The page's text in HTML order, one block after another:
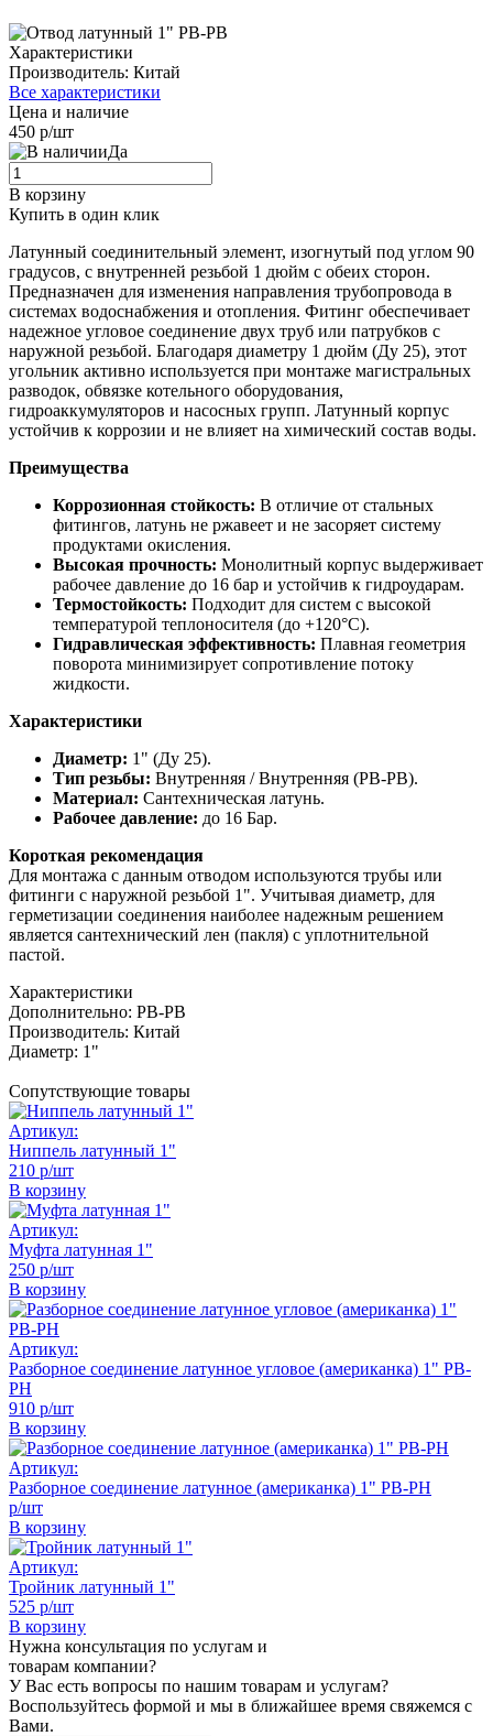
Характеристики
Производитель: Китай
Все характеристики
Цена и наличие
450 р/шт
Да
В корзину
Купить в один клик
Латунный соединительный элемент, изогнутый под углом 90
градусов, с внутренней резьбой 1 дюйм с обеих сторон.
Предназначен для изменения направления трубопровода в
системах водоснабжения и отопления. Фитинг обеспечивает
надежное угловое соединение двух труб или патрубков с
наружной резьбой. Благодаря диаметру 1 дюйм (Ду 25), этот
угольник активно используется при монтаже магистральных
разводок, обвязке котельного оборудования,
гидроаккумуляторов и насосных групп. Латунный корпус
устойчив к коррозии и не влияет на химический состав воды.
Преимущества
Коррозионная стойкость: В отличие от стальных
фитингов, латунь не ржавеет и не засоряет систему
продуктами окисления.
Высокая прочность: Монолитный корпус выдерживает
рабочее давление до 16 бар и устойчив к гидроударам.
Термостойкость: Подходит для систем с высокой
температурой теплоносителя (до +120°C).
Гидравлическая эффективность: Плавная геометрия
поворота минимизирует сопротивление потоку
жидкости.
Характеристики
Диаметр: 1" (Ду 25).
Тип резьбы: Внутренняя / Внутренняя (РВ-РВ).
Материал: Сантехническая латунь.
Рабочее давление: до 16 Бар.
Короткая рекомендация
Для монтажа с данным отводом используются трубы или
фитинги с наружной резьбой 1". Учитывая диаметр, для
герметизации соединения наиболее надежным решением
является сантехнический лен (пакля) с уплотнительной
пастой.
Характеристики
Дополнительно: РВ-РВ
Производитель: Китай
Диаметр: 1"
Сопутствующие товары
Артикул:
Ниппель латунный 1"
210 р/шт
В корзину
Артикул:
Муфта латунная 1"
250 р/шт
В корзину
Артикул:
Разборное соединение латунное угловое (американка) 1" РВ-
РН
910 р/шт
В корзину
Артикул:
Разборное соединение латунное (американка) 1" РВ-РН
р/шт
В корзину
Артикул:
Тройник латунный 1"
525 р/шт
В корзину
Нужна консультация по услугам и
товарам компании?
У Вас есть вопросы по нашим товарам и услугам?
Воспользуйтесь формой и мы в ближайшее время свяжемся с
Вами.